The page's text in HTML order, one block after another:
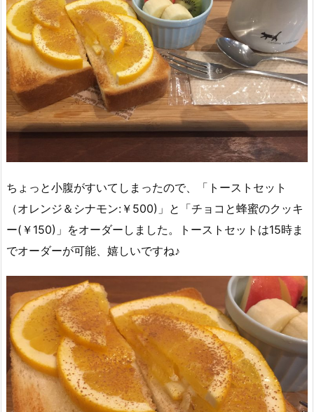
ちょっと小腹がすいてしまったので、「トーストセット
（オレンジ＆シナモン:￥500)」と「チョコと蜂蜜のクッキ
ー(￥150)」をオーダーしました。トーストセットは15時ま
でオーダーが可能、嬉しいですね♪